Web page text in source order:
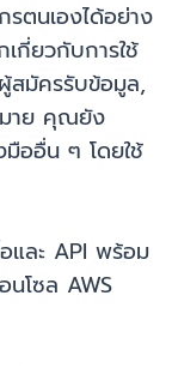
ตนเองได้อย่าง
กี่ยวกับการใช้
สมัครรับข้อมูล,
มาย คุณยัง
มืออื่น ๆ โดยใช้
และ API พร้อม
โซล AWS